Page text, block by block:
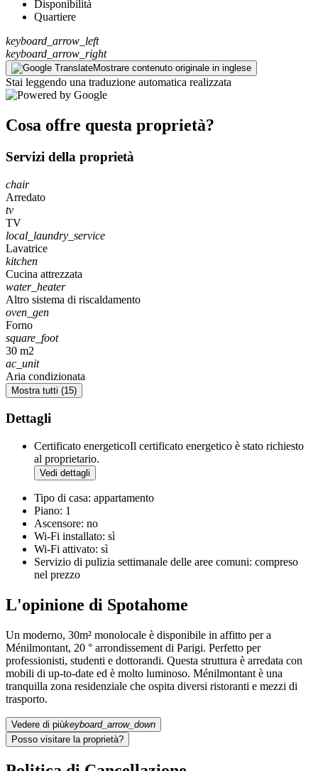
Disponibilità
Quartiere
keyboard_arrow_left
keyboard_arrow_right
Mostrare contenuto originale in inglese
Stai leggendo una traduzione automatica realizzata
Cosa offre questa proprietà?
Servizi della proprietà
chair
Arredato
tv
TV
local_laundry_service
Lavatrice
kitchen
Cucina attrezzata
water_heater
Altro sistema di riscaldamento
oven_gen
Forno
square_foot
30 m2
ac_unit
Aria condizionata
Mostra tutti (15)
Dettagli
Certificato energeticoIl certificato energetico è stato richiesto
al proprietario.
Vedi dettagli
Tipo di casa: appartamento
Piano: 1
Ascensore: no
Wi-Fi installato: sì
Wi-Fi attivato: sì
Servizio di pulizia settimanale delle aree comuni: compreso
nel prezzo
L'opinione di Spotahome
Un moderno, 30m² monolocale è disponibile in affitto per a
Ménilmontant, 20 ° arrondissement di Parigi. Perfetto per
professionisti, studenti e dottorandi. Questa struttura è arredata con
mobili di up-to-date ed è molto luminoso. Ménilmontant è una
tranquilla zona residenziale che ospita diversi ristoranti e mezzi di
trasporto.
Vedere di piùkeyboard_arrow_down
Posso visitare la proprietà?